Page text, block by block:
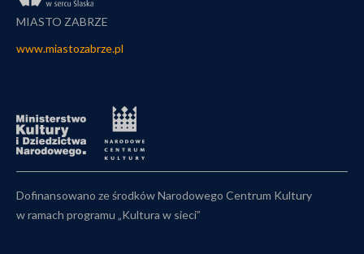
MIASTO ZABRZE
www.miastozabrze.pl
Dofinansowano ze środków Narodowego Centrum Kultury
w ramach programu „Kultura w sieci”